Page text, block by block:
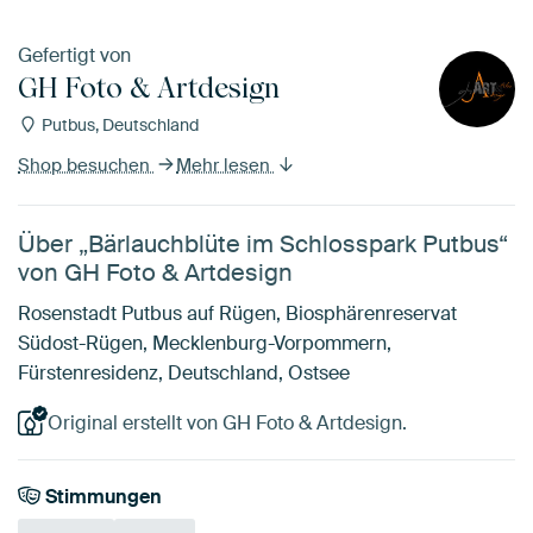
Gefertigt von
GH Foto & Artdesign
Putbus, Deutschland
Shop besuchen Mehr lesen
Über „Bärlauchblüte im Schlosspark Putbus“
von GH Foto & Artdesign
Rosenstadt Putbus auf Rügen, Biosphärenreservat
Südost-Rügen, Mecklenburg-Vorpommern,
Fürstenresidenz, Deutschland, Ostsee
Original erstellt von GH Foto & Artdesign.
Stimmungen